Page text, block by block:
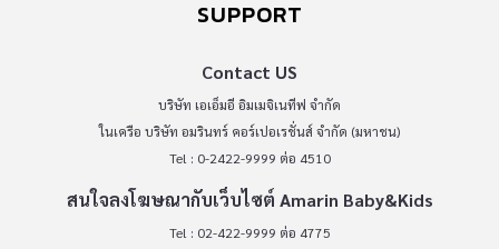
SUPPORT
Contact US
บริษัท เอเอ็มอี อิมเมจิเนทีฟ จำกัด
ในเครือ บริษัท อมรินทร์ คอร์เปอเรชั่นส์ จำกัด (มหาชน)
Tel : 0-2422-9999 ต่อ 4510
สนใจลงโฆษณากับเว็บไซต์ Amarin Baby&Kids
Tel : 02-422-9999 ต่อ 4775